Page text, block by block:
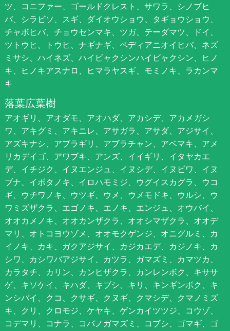
ツ、コニファー、ゴールドクレスト、サワラ、シノブヒ
バ、シラビソ、スギ、ダイオウショウ、タギョウショウ、
チャボヒバ、チョウセンマキ、ツガ、テーダマツ、ドイ、
ツトウヒ、トウヒ、ナギナギ、ペディアニオイヒバ、ネズ
ミサシ、ハイネズ、ハイビャクシンハイビャクシン、ヒノ
キ、ヒノキアスナロ、ヒマラヤスギ、モミノキ、ラカンマ
キ
落葉広葉樹
アオギリ、アオダモ、アオハダ、アカシデ、アカメガシ
ワ、アキグミ、アキニレ、アサガラ、アサダ、アジサイ、
アズキナシ、アブラギリ、アブラチャン、アベマキ、アメ
リカデイゴ、アワブキ、アンズ、イイギリ、イタヤカエ
デ、イチジク、イヌエンジュ、イヌシデ、イヌビワ、イヌ
ブナ、イボタノキ、イロハモミジ、ウグイスカグラ、ウコ
ギ、ウチワノキ、ウツギ、ウメ、ウメモドキ、ウルシ、ウ
ワミズザクラ、エゴノキ、エノキ、エンジュ、オウバイ、
オオカメノキ、オオカンザクラ、オオシマザクラ、オオデ
マリ、オトコヨウゾメ、オオモクゲンジ、オニグルミ、カ
イノキ、カキ、ガクアジサイ、カジカエデ、カジノキ、カ
シワ、カシワバアジサイ、カツラ、ガマズミ、カマツカ、
カラタチ、カリン、カンヒザクラ、カンレンボク、キササ
ゲ、キソケイ、キハダ、キブシ、キリ、キンギンボク、キ
ンシバイ、クコ、クサギ、クヌギ、クマシデ、クマノミズ
キ、クリ、クロモジ、ケヤキ、ゲンカイツツジ、コウゾ、
コデマリ、コナラ、コバノガマズミ、コブシ、ゴマギ、ゴ